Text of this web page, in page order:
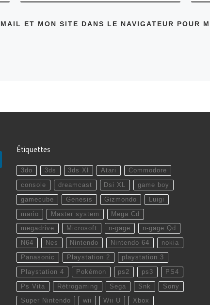
ET MON SITE DANS LE NAVIGATEUR POUR
Étiquettes
3do 3ds 3ds Xl Atari Commodore
console dreamcast Dsi XL game boy
gamecube Genesis Gizmondo Luigi
mario Master system Mega Cd
megadrive Microsoft n-gage n-gage Qd
N64 Nes Nintendo Nintendo 64 nokia
Panasonic Playstation 2 playstation 3
Playstation 4 Pokémon ps2 ps3 PS4
Ps Vita Rétrogaming Sega Snk Sony
Super Nintendo wii Wii U Xbox